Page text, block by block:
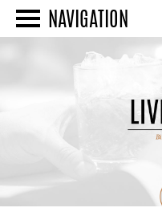
NAVIGATION